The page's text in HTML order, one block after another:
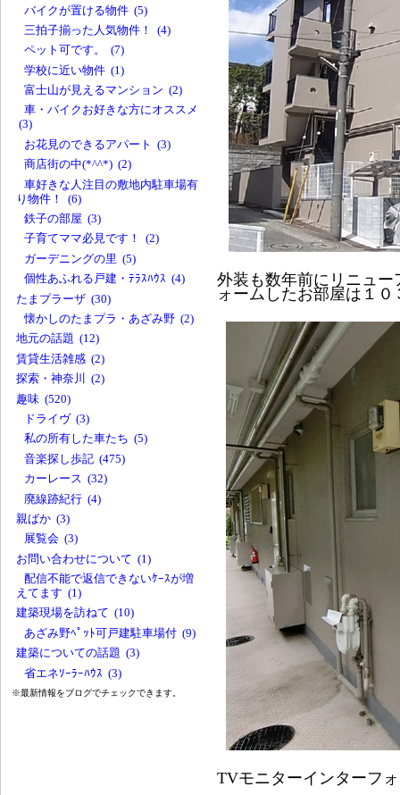
外装も数年前にリニュ
ォームしたお部屋は１
TVモニターインターフ
バイクが置ける物件 (5)
三拍子揃った人気物件！ (4)
ペット可です。 (7)
学校に近い物件 (1)
富士山が見えるマンション (2)
車・バイクお好きな方にオススメ
(3)
お花見のできるアパート (3)
商店街の中(*^^*) (2)
車好きな人注目の敷地内駐車場有
り物件！ (6)
鉄子の部屋 (3)
子育てママ必見です！ (2)
ガーデニングの里 (5)
個性あふれる戸建・ﾃﾗｽﾊｳｽ (4)
たまプラーザ (30)
懐かしのたまプラ・あざみ野 (2)
地元の話題 (12)
賃貸生活雑感 (2)
探索・神奈川 (2)
趣味 (520)
ドライヴ (3)
私の所有した車たち (5)
音楽探し歩記 (475)
カーレース (32)
廃線跡紀行 (4)
親ばか (3)
展覧会 (3)
お問い合わせについて (1)
配信不能で返信できないｹｰｽが増
えてます (1)
建築現場を訪ねて (10)
あざみ野ﾍﾟｯﾄ可戸建駐車場付 (9)
建築についての話題 (3)
省エネｿｰﾗｰﾊｳｽ (3)
※最新情報をブログでチェックできます。